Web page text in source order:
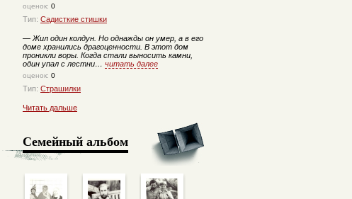
оценок: 0
Тип: Садисткие стишки
— Жил один колдун. Но однажды он умер, а в его
доме хранились драгоценности. В этот дом
проникли воры. Когда стали выносить камни,
один упал с лестни… читать далее
оценок: 0
Тип: Страшилки
Читать дальше
Семейный альбом